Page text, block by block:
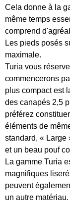
Cela donne à la
même temps
comprend
Les pieds posés
maximale.
Turia vous
commencerons
plus compact est
des canapés 2,5
préférez
éléments de
standard, « Large
et un beau pouf
La gamme Turia
magnifiques
peuvent
un autre